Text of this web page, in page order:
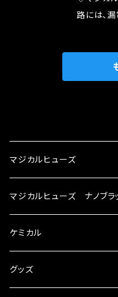
ドリング
など、こ
モーター
中に漏電
ズが、マ
ヒューズ
の音質向
など、こ
モーター
品化を果
路には、
路として
しかし、
ヒューズ
果・接触
ドリング
ラグ改善
マジカルヒューズ
スズキ
KEI
アルト
スバル
BRZ
ダイハツ
マジカルヒューズ ナノブラ
スズキ ブラック
KEI
スバル ブラック
ケミカル
グッズ